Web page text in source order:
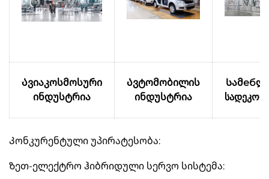
Ავიაკოსმოსური
ინდუსტრია
Ავტომობილის
ინდუსტრია
Კონკურენტული უპირატესობა:
Ზეთ-ელექტრო ჰიბრიდული სერვო სისტემა: